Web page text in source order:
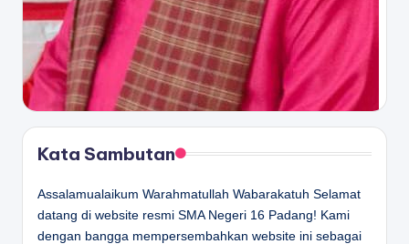
Kata Sambutan
Assalamualaikum Warahmatullah Wabarakatuh Selamat
datang di website resmi SMA Negeri 16 Padang! Kami
dengan bangga mempersembahkan website ini sebagai